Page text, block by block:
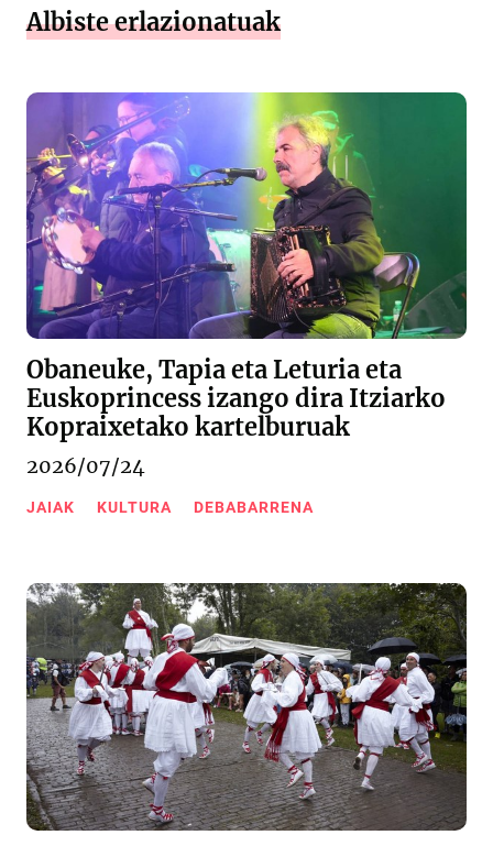
Albiste erlazionatuak
Obaneuke, Tapia eta Leturia eta
Euskoprincess izango dira Itziarko
Kopraixetako kartelburuak
2026/07/24
JAIAK KULTURA DEBABARRENA